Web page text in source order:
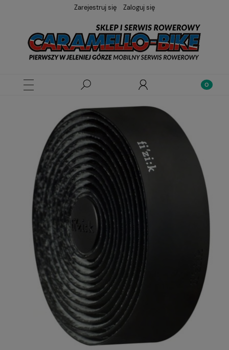
Zarejestruj się Zaloguj się